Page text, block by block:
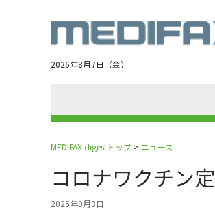
navigation
2026年8月7日（金）
MEDIFAX digestトップ > ニュース
コロナワクチ
2025年9月3日